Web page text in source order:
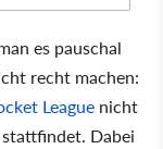
es pauschal
recht machen:
League nicht
Dabei